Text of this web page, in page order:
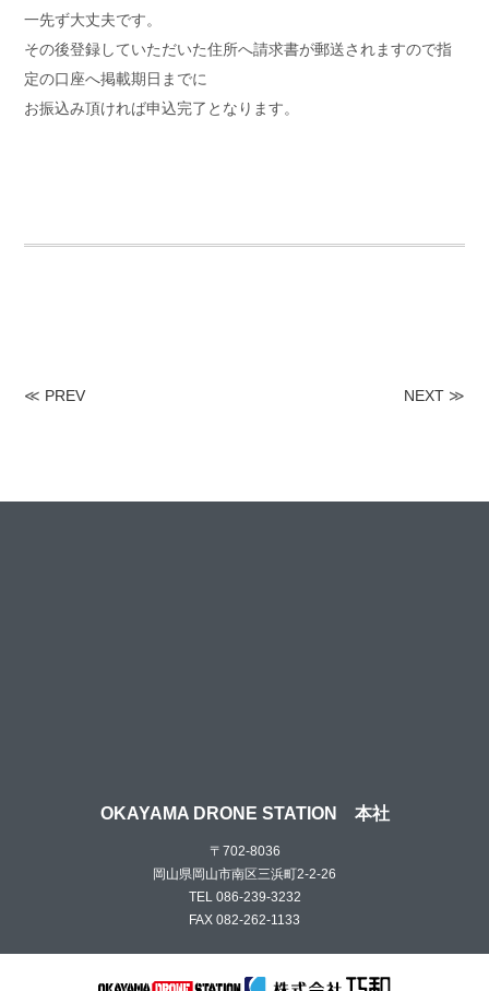
一先ず大丈夫です。
その後登録していただいた住所へ請求書が郵送されますので指
定の口座へ掲載期日までに
お振込み頂ければ申込完了となります。
≪ PREV NEXT≫
OKAYAMA DRONE STATION 本社
〒702-8036
岡山県岡山市南区三浜町2-2-26
TEL 086-239-3232
FAX 082-262-1133